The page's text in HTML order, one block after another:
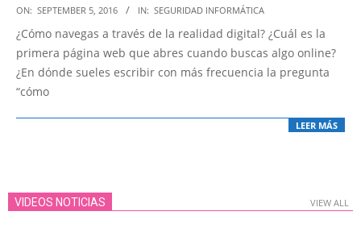
2016-
09-
05
ON: SEPTEMBER 5, 2016 IN: SEGURIDAD INFORMÁTICA
¿Cómo navegas a través de la realidad digital? ¿Cuál es la
primera página web que abres cuando buscas algo online?
¿En dónde sueles escribir con más frecuencia la pregunta
“cómo
LEER MÁS
VIDEOS NOTICIAS VIEW ALL